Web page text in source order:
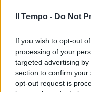
Il Tempo - Do Not
If you wish to opt-out
processing of your
targeted advertising
section to confirm
opt-out request is
Quindi la
donna
lavoro, non è
serve per
libero di fare
modo